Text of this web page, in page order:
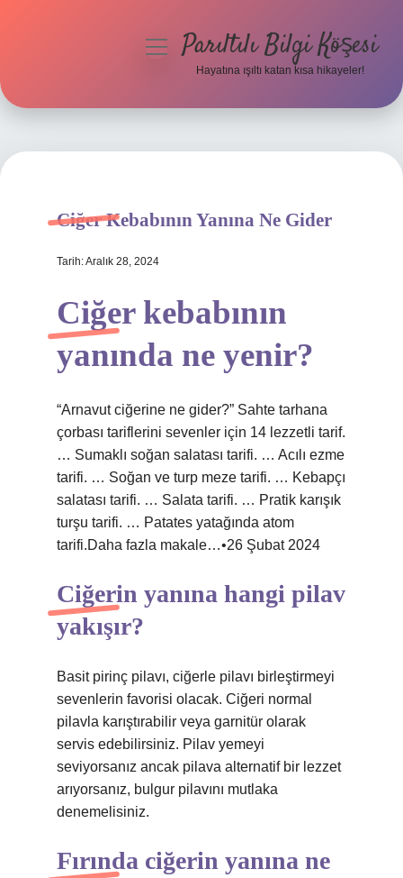
Hakkımızda
menüyüParıltılı Bilgi Köşesi
Hayatına ışıltı katan kısa hikayeler!
Ciğer Kebabının Yanına Ne Gider
Tarih: Aralık 28, 2024
Ciğer kebabının
yanında ne yenir?
“Arnavut ciğerine ne gider?” Sahte tarhana
çorbası tariflerini sevenler için 14 lezzetli tarif.
… Sumaklı soğan salatası tarifi. … Acılı ezme
tarifi. … Soğan ve turp meze tarifi. … Kebapçı
salatası tarifi. … Salata tarifi. … Pratik karışık
turşu tarifi. … Patates yatağında atom
tarifi.Daha fazla makale…•26 Şubat 2024
Ciğerin yanına hangi pilav
yakışır?
Basit pirinç pilavı, ciğerle pilavı birleştirmeyi
sevenlerin favorisi olacak. Ciğeri normal
pilavla karıştırabilir veya garnitür olarak
servis edebilirsiniz. Pilav yemeyi
seviyorsanız ancak pilava alternatif bir lezzet
arıyorsanız, bulgur pilavını mutlaka
denemelisiniz.
Fırında ciğerin yanına ne